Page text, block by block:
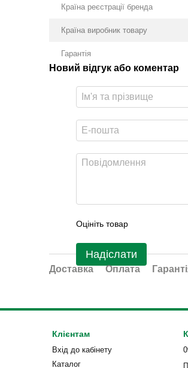
Країна реєстрації бренда
Країна виробник товару
Гарантія
Новий відгук або коментар
Оцініть товар
Надіслати
Доставка Оплата
Клієнтам
Вхід до кабінету
Каталог